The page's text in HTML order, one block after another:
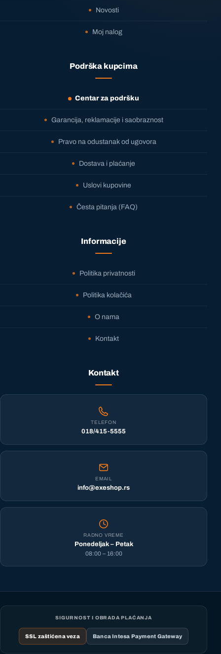
Novosti
Moj nalog
Podrška kupcima
Centar za podršku
Garancija, reklamacije i saobraznost
Pravo na odustanak od ugovora
Dostava i plaćanje
Uslovi kupovine
Česta pitanja (FAQ)
Informacije
Politika privatnosti
Politika kolačića
O nama
Kontakt
Kontakt
TELEFON
018/415-5555
EMAIL
info@exeshop.rs
RADNO VREME
Ponedeljak – Petak
08:00 – 16:00
SIGURNOST I OBRADA PLAĆANJA
SSL zaštićena veza Banca Intesa Payment Gateway